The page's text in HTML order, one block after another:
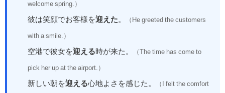
welcome spring.）
彼は笑顔でお客様を迎えた 。 （He greeted the customers
with a smile.）
空港で彼女を迎える 時が来た。 （The time has come to
pick her up at the airport.）
新しい朝を迎える心地よさを感じた。 （I felt the comfort